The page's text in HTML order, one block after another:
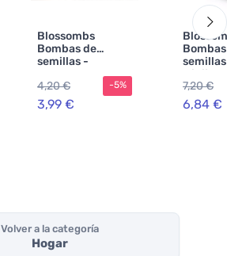
Blossombs
Bombas de
semillas -
Pequeño regalo
para profesores -
Conejito (2 uds.)
4,20 €
3,99 €
-5%
regalo
regalo
7,20 €
6,84 €
Volver a la categoría
Hogar